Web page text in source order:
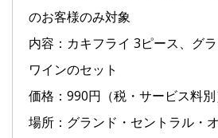
のお客様のみ対象
内容：カキフライ 3ピース、グ
ワインのセット
価格：990円（税・サービス料別
場所：グランド・セントラル・